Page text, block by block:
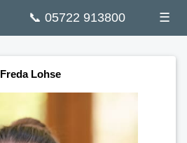
☰
📞 05722 913800
Freda Lohse